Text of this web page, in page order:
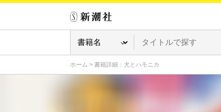
ホーム > 書籍詳細：犬とハモニカ